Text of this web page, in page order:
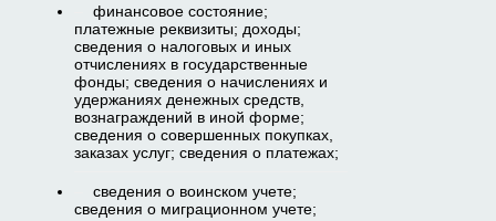
финансовое состояние;
платежные реквизиты; доходы;
сведения о налоговых и иных
отчислениях в государственные
фонды; сведения о начислениях и
удержаниях денежных средств,
вознаграждений в иной форме;
сведения о совершенных покупках,
заказах услуг; сведения о платежах;
сведения о воинском учете;
сведения о миграционном учете;